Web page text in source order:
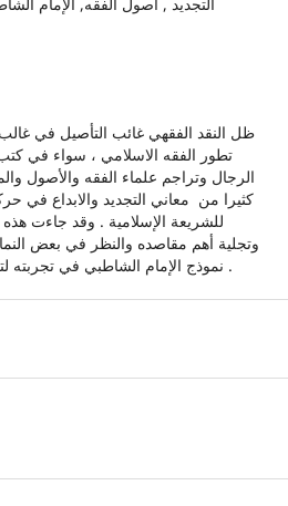
التجديد , أصول الفقه, الإمام
ظل النقد الفقهي غائب التأصيل في
تطور الفقه الاسلامي ، سواء في
الرجال وتراجم علماء الفقه والأصول
كثيرا من معاني التجديد والابداع في
للشريعة الإسلامية . وقد جاءت
وتجلية أهم مقاصده والنظر في بعض
نموذج الإمام الشاطبي في تجربته لتجديد وتطوير النظر المقاصدي .